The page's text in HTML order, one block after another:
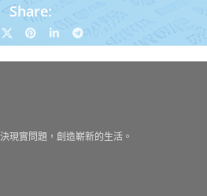
Share:
現實問題，創造嶄新的生活。